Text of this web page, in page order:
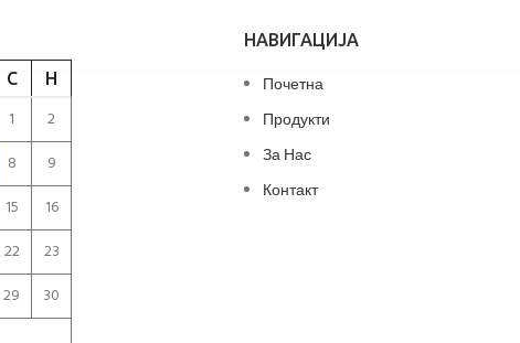
С Н
1
2
8
9
15
16
22
23
29
30
НАВИГАЦИЈА
Почетна
Продукти
За Нас
Контакт